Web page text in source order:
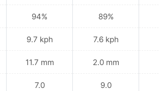
94%
9.7 kph
11.7 mm
7.0
89%
7.6 kph
2.0 mm
9.0